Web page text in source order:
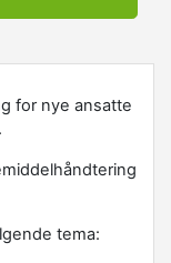
for nye ansatte
tema: